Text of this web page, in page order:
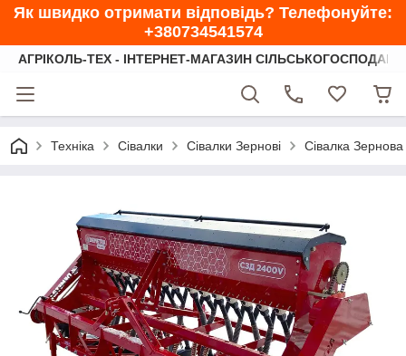
Як швидко отримати відповідь? Телефонуйте:
+380734541574
АГРІКОЛЬ-ТЕХ - ІНТЕРНЕТ-МАГАЗИН
Техніка Сівалки Сівалки Зернові Сівалка